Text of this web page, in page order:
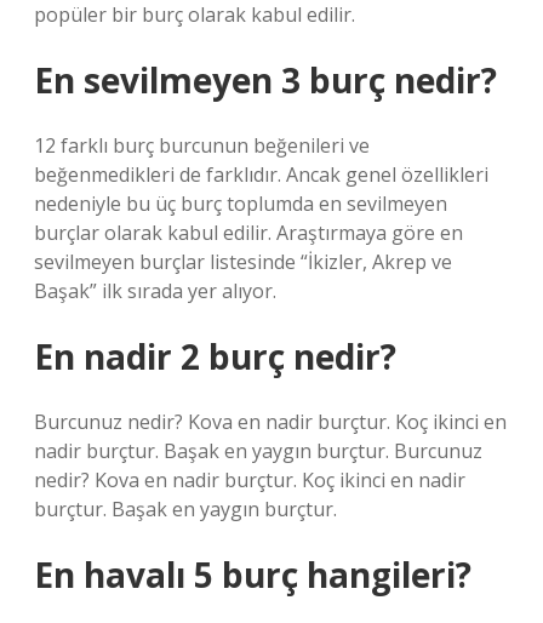
popüler bir burç olarak kabul edilir.
En sevilmeyen 3 burç nedir?
12 farklı burç burcunun beğenileri ve
beğenmedikleri de farklıdır. Ancak genel özellikleri
nedeniyle bu üç burç toplumda en sevilmeyen
burçlar olarak kabul edilir. Araştırmaya göre en
sevilmeyen burçlar listesinde “İkizler, Akrep ve
Başak” ilk sırada yer alıyor.
En nadir 2 burç nedir?
Burcunuz nedir? Kova en nadir burçtur. Koç ikinci en
nadir burçtur. Başak en yaygın burçtur. Burcunuz
nedir? Kova en nadir burçtur. Koç ikinci en nadir
burçtur. Başak en yaygın burçtur.
En havalı 5 burç hangileri?